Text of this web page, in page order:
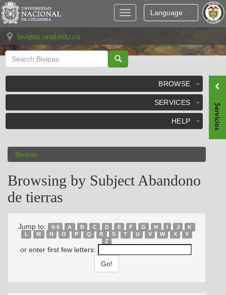
Skip
navigation
Language
bivipas.unal.edu.co
BROWSE
SERVICES
HELP
Bivipas
Browsing by Subject Abandono
de tierras
Jump to: 0-9 A B C D E F G H I J
K
L
M N O P Q R S T U V W X
Y
Z
or enter first few letters: